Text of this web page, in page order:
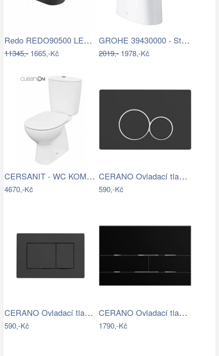
Redo REDO90500 LED venkovní nástěnné…
11345,-1665,-Kč
GROHE 39430000 - Stojící WC BAU CERAMIC…
2019,-1978,-Kč
CERSANIT - WC KOMBI 682 ARTECO CO 020 3…
4670,-Kč
CERANO Ovladací tlačítko WC modulů Lite…
590,-Kč
CERANO Ovladací tlačítko WC modulů Lite…
590,-Kč
CERANO Ovladací tlačítko WC modulů Lite…
1790,-Kč